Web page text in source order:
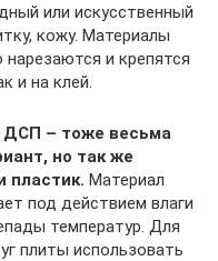
или искусственный
кожу. Материалы
и крепятся
и на клей.
ДСП – тоже весьма
но так же
пластик. Материал
под действием влаги
температур. Для
плиты использовать